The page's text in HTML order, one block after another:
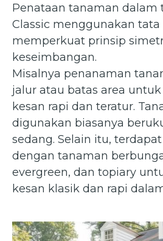
Penataan tanaman dalam
Classic menggunakan tata
memperkuat prinsip
keseimbangan.
Misalnya penanaman
jalur atau batas area
kesan rapi dan teratur.
digunakan biasanya
sedang. Selain itu,
dengan tanaman
evergreen, dan topiary
kesan klasik dan rapi